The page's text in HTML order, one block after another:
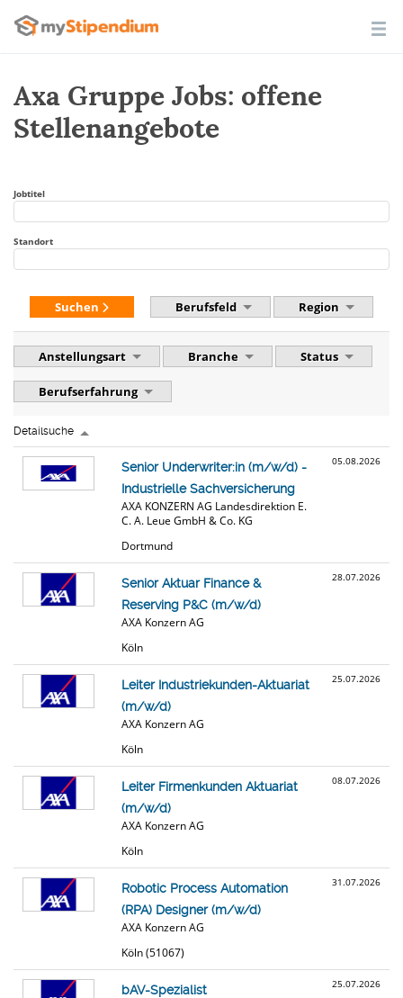
Axa Gruppe Jobs: offene
Stellenangebote
Jobtitel
Standort
Suchen Berufsfeld Region
Anstellungsart Branche Status
Berufserfahrung
Detailsuche
05.08.2026
Senior Underwriter:in (m/w/d) -
Industrielle Sachversicherung
AXA KONZERN AG Landesdirektion E.
C. A. Leue GmbH & Co. KG
Dortmund
28.07.2026
Senior Aktuar Finance &
Reserving P&C (m/w/d)
AXA Konzern AG
Köln
25.07.2026
Leiter Industriekunden-Aktuariat
(m/w/d)
AXA Konzern AG
Köln
08.07.2026
Leiter Firmenkunden Aktuariat
(m/w/d)
AXA Konzern AG
Köln
31.07.2026
Robotic Process Automation
(RPA) Designer (m/w/d)
AXA Konzern AG
Köln (51067)
25.07.2026
bAV-Spezialist